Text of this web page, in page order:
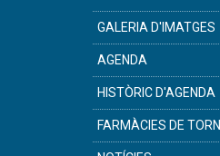
GALERIA D'IMATGES
AGENDA
HISTÒRIC D'AGENDA
FARMÀCIES DE TORN